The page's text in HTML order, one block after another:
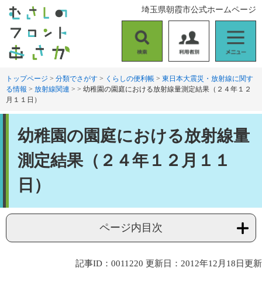
す
。
し
て
索
用
者
別
ニ
ュ
ー
埼玉県朝霞市公式ホームページ
トップページ > 分類でさがす > くらしの便利帳 > 東日本大震災・放射線に関す
る情報 > 放射線関連 > > 幼稚園の園庭における放射線量測定結果（２４年１２
月１１日）
幼稚園の園庭における放射線量
測定結果（２４年１２月１１
日）
ページ内目次
記事ID：0011220 更新日：2012年12月18日更新